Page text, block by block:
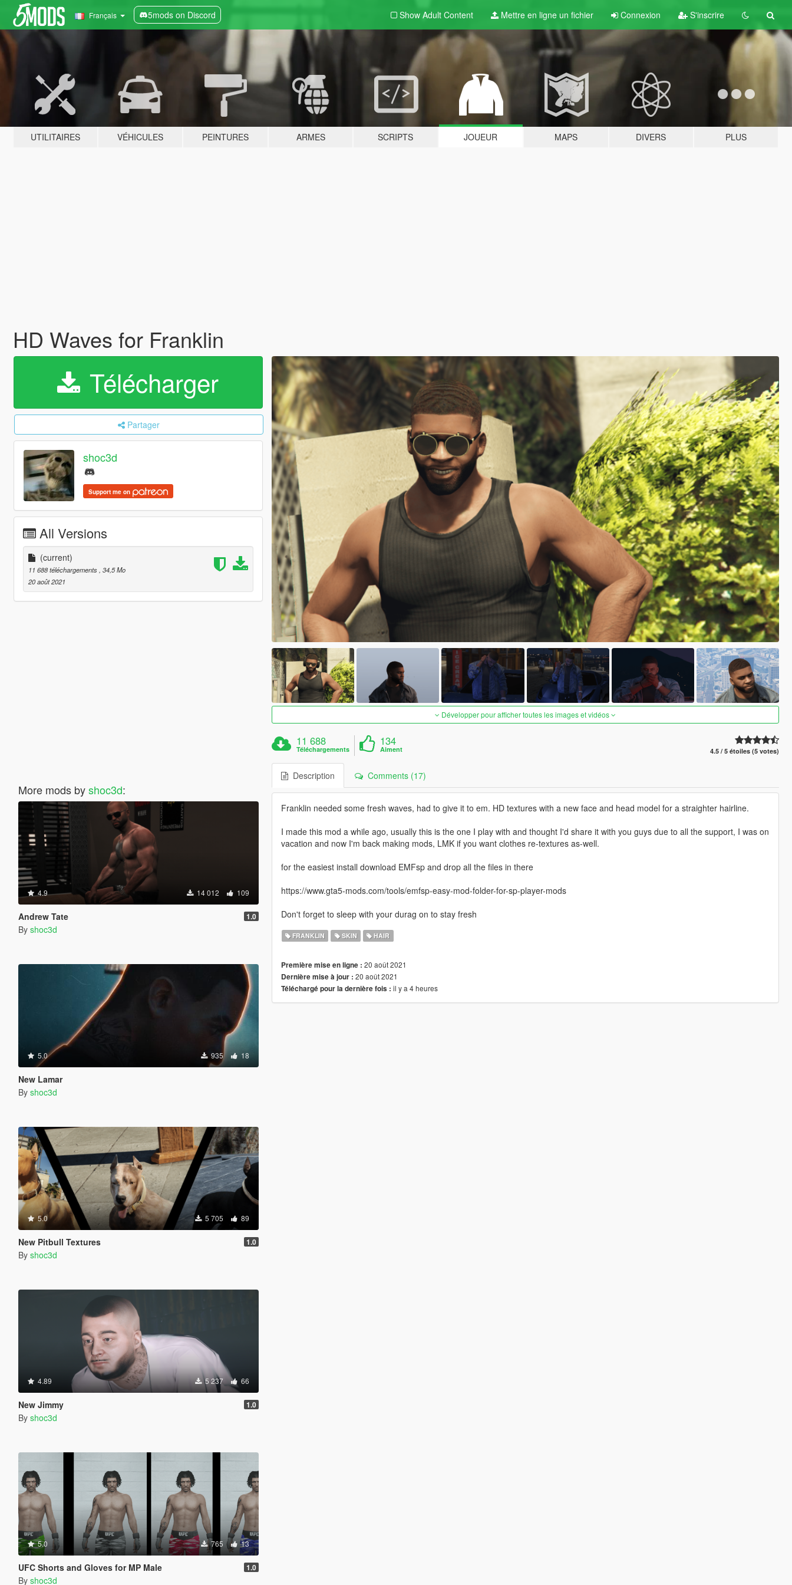
Français 5mods on Discord Show Adult Content Mettre en ligne un fichier Connexion S'inscrire
UTILITAIRES VÉHICULES PEINTURES ARMES SCRIPTS JOUEUR MAPS DIVERS PLUS
HD Waves for Franklin
Télécharger
Partager
shoc3d
Support me on
All Versions
(current)
11 688 téléchargements , 34,5 Mo
20 août 2021
More mods byshoc3d:
4.9 14 012 109
Andrew Tate 1.0
By shoc3d
5.0 935 18
New Lamar
By shoc3d
5.0 5 705 89
New Pitbull Textures 1.0
By shoc3d
4.89 5 237 66
New Jimmy 1.0
By shoc3d
5.0 765 13
UFC Shorts and Gloves for MP Male 1.0
By shoc3d
Développer pour afficher toutes les images et vidéos
11 688
Téléchargements
134
Aiment 4.5 / 5 étoiles (5 votes)
Description Comments (17)
Franklin needed some fresh waves, had to give it to em. HD textures with a new face and head model for a straighter hairline.
I made this mod a while ago, usually this is the one I play with and thought I'd share it with you guys due to all the support, I was on
vacation and now I'm back making mods, LMK if you want clothes re-textures as-well.
for the easiest install download EMFsp and drop all the files in there
https://www.gta5-mods.com/tools/emfsp-easy-mod-folder-for-sp-player-mods
Don't forget to sleep with your durag on to stay fresh
FRANKLIN SKIN HAIR
Première mise en ligne : 20 août 2021
Dernière mise à jour : 20 août 2021
Téléchargé pour la dernière fois : il y a 4 heures